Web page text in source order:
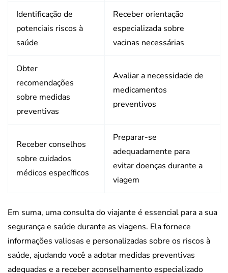
Identificação de
potenciais riscos à
saúde
Receber orientação
especializada sobre
vacinas necessárias
Obter
recomendações
sobre medidas
preventivas
Avaliar a necessidade de
medicamentos
preventivos
Receber conselhos
sobre cuidados
médicos específicos
Preparar-se
adequadamente para
evitar doenças durante a
viagem
Em suma, uma consulta do viajante é essencial para a sua
segurança e saúde durante as viagens. Ela fornece
informações valiosas e personalizadas sobre os riscos à
saúde, ajudando você a adotar medidas preventivas
adequadas e a receber aconselhamento especializado